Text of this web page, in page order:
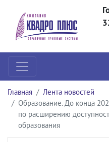
Главная
Лента новостей
Образование. До конца
по расширению
образования